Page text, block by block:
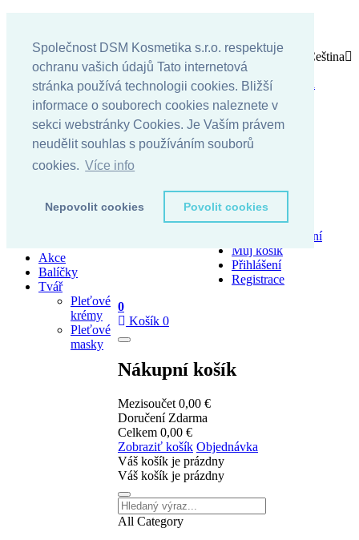
Společnost DSM Kosmetika s.r.o. respektuje
ochranu vašich údajů Tato internetová
stránka používá technologii cookies. Bližší
informace o souborech cookies naleznete v
sekci webstránky Cookies. Je Vaším právem
neudělit souhlas s používáním souborů
cookies. Více info
Nepovolit cookies Povolit cookies
Language
Čeština
Slovenčina
Čeština
Currency
EUR
Kč - CZK
Účet
Můj účet
Můj seznam přání
Můj košík
Přihlášení
Registrace
All Category
All Category
PURCHASE NOWIcon
0
Košík 0
Nákupní košík
Mezisoučet 0,00 €
Doručení Zdarma
Celkem 0,00 €
Zobraziť košík Objednávka
Váš košík je prázdny
Váš košík je prázdny
All Category
Facebook
Akce
Balíčky
Tvář
Pleťové
krémy
Pleťové
masky